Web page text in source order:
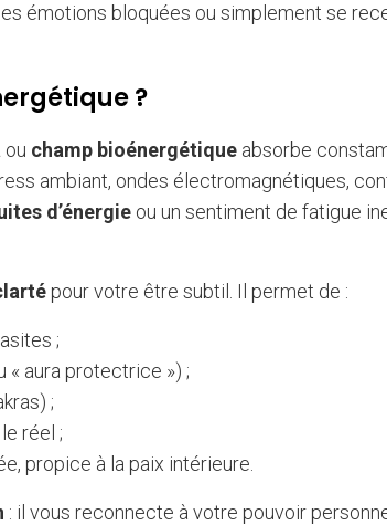
émotions bloquées ou simplement se
?
ou champ bioénergétique absorbe
ambiant, ondes électromagnétiques,
d’énergie ou un sentiment de fatigue
pour votre être subtil. Il permet de :
;
aura protectrice ») ;
;
réel ;
propice à la paix intérieure.
: il vous reconnecte à votre pouvoir